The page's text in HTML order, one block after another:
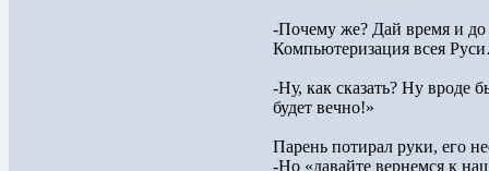
-Почему же? Дай время и до
Компьютеризация всея
-Ну, как сказать? Ну вроде
будет вечно!»
Парень потирал руки, его
-Но «давайте вернемся к